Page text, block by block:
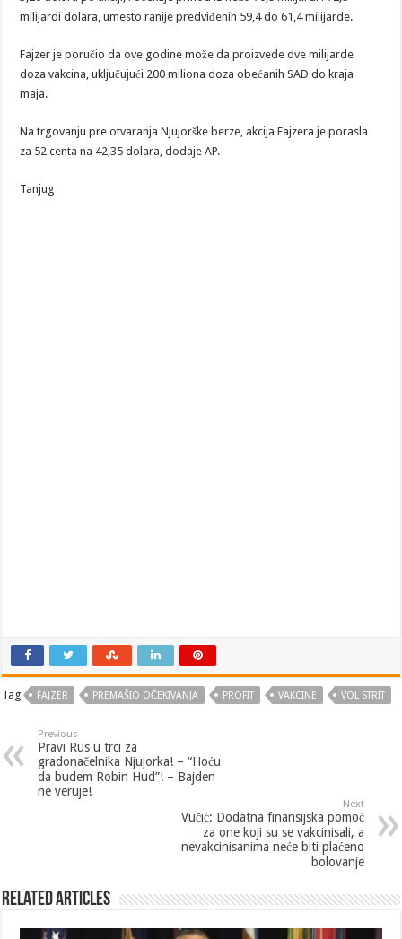
milijardi dolara, umesto ranije predviđenih 59,4 do 61,4 milijarde.
Fajzer je poručio da ove godine može da proizvede dve milijarde
doza vakcina, uključujući 200 miliona doza obećanih SAD do kraja
maja.
Na trgovanju pre otvaranja Njujorške berze, akcija Fajzera je porasla
za 52 centa na 42,35 dolara, dodaje AP.
Tanjug
Tag FAJZER PREMAŠIO OČEKIVANJA PROFIT VAKCINE VOL STRIT
Previous
Pravi Rus u trci za
gradonačelnika Njujorka! – “Hoću
da budem Robin Hud”! – Bajden
ne veruje!
Next
Vučić: Dodatna finansijska pomoć
za one koji su se vakcinisali, a
nevakcinisanima neće biti plaćeno
bolovanje
Related Articles